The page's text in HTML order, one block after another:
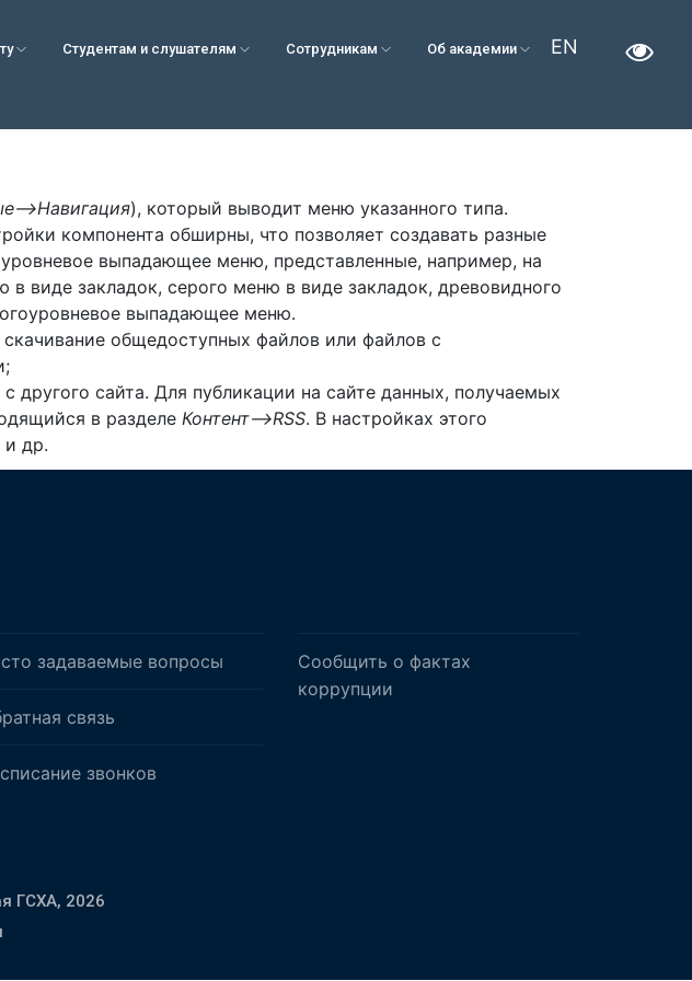
Студентам и слушателям Сотрудникам Об академии EN
), который выводит меню указанного типа.
компонента обширны, что позволяет создавать разные
выпадающее меню, представленные, например, на
виде закладок, серого меню в виде закладок, древовидного
выпадающее меню.
общедоступных файлов или файлов с
другого сайта. Для публикации на сайте данных, получаемых
в разделе Контент–>RSS. В настройках этого
и др.
задаваемые вопросы
связь
звонков
Сообщить о фактах
коррупции
ГСХА, 2026